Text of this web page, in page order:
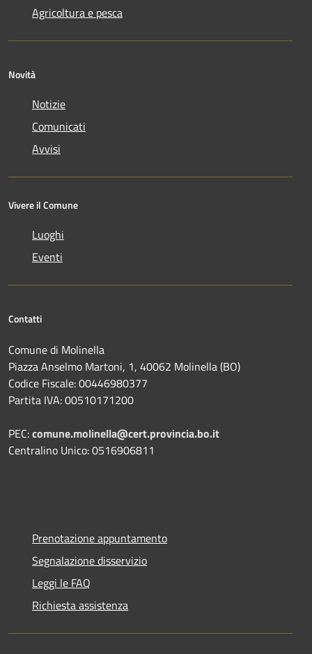
Agricoltura e pesca
Novità
Notizie
Comunicati
Avvisi
Vivere il Comune
Luoghi
Eventi
Contatti
Comune di Molinella
Piazza Anselmo Martoni, 1, 40062 Molinella (BO)
Codice Fiscale: 00446980377
Partita IVA: 00510171200
PEC:comune.molinella@cert.provincia.bo.it
Centralino Unico: 0516906811
Prenotazione appuntamento
Segnalazione disservizio
Leggi le FAQ
Richiesta assistenza